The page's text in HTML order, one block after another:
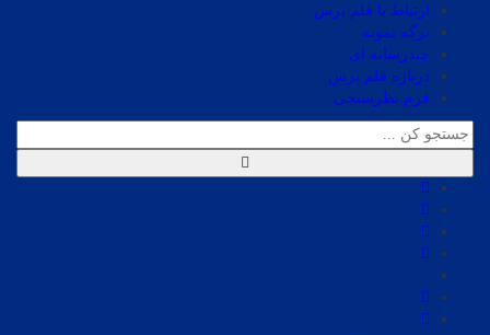
ارتباط با قلم پرس
برگه نمونه
چندرسانه ای
درباره قلم پرس
فرم نظرسنجی